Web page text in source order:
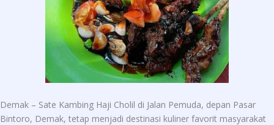
Demak – Sate Kambing Haji Cholil di Jalan Pemuda, depan Pasar
Bintoro, Demak, tetap menjadi destinasi kuliner favorit masyarakat